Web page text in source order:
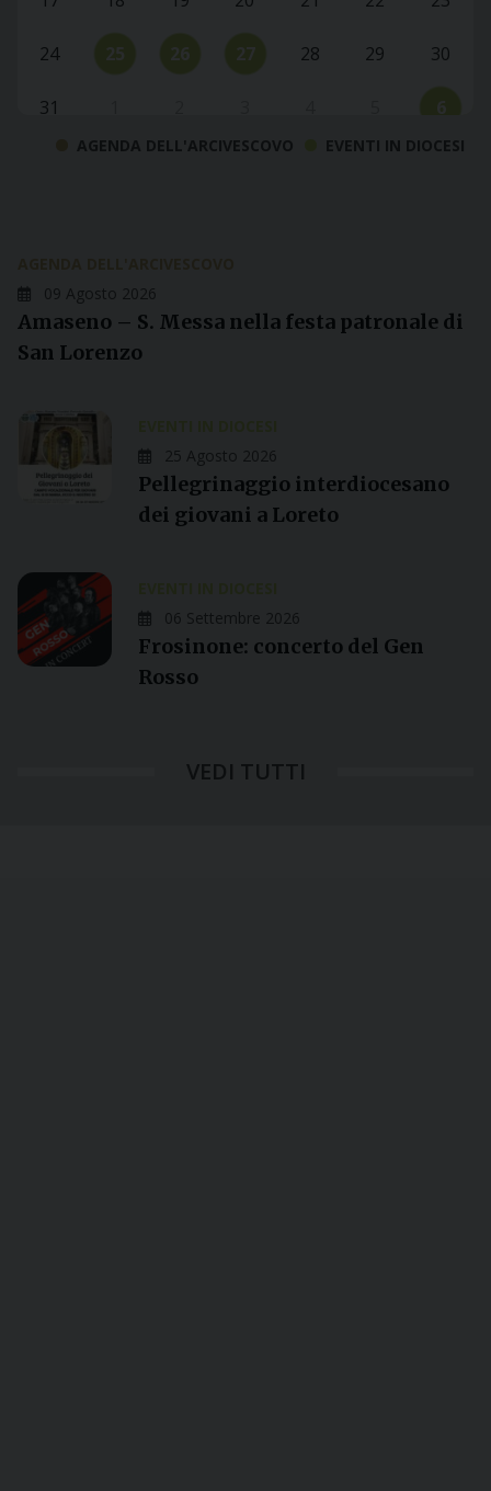
24 25 26 27 28 29 30
31 6
AGENDA DELL'ARCIVESCOVO EVENTI IN DIOCESI
09 Agosto 2026
Amaseno – S. Messa nella festa patronale di
San Lorenzo
25 Agosto 2026
Pellegrinaggio interdiocesano
dei giovani a Loreto
06 Settembre 2026
Frosinone: concerto del Gen
Rosso
VEDI TUTTI